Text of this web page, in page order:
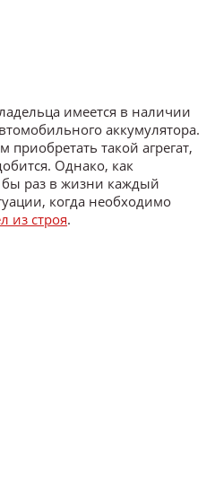
имеется в наличии
аккумулятора.
такой агрегат,
Однако, как
бы раз в жизни каждый
когда необходимо
из строя.